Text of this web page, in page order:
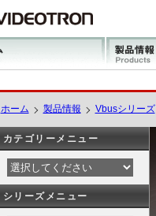
ホーム 製品情報 Vbusシリーズ
カテゴリーメニュー
シリーズメニュー